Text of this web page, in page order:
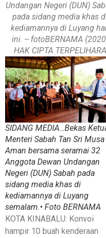
Undangan Negeri (DUN)
pada sidang media khas
kediamannya di Luyang
ini. -- fotoBERNAMA
HAK CIPTA TERPELIHARA
SIDANG MEDIA…Bekas
Menteri Sabah Tan Sri Musa
Aman bersama seramai 32
Anggota Dewan Undangan
Negeri (DUN) Sabah pada
sidang media khas di
kediamannya di Luyang
semalam.• Foto BERNAMA
KOTA KINABALU: Konvoi
hampir 10 buah kenderaan